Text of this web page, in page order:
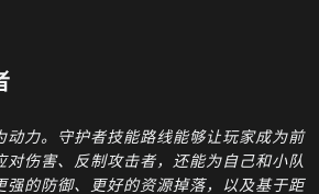
动力。守护者技能路线能够让玩家成为前
对伤害、反制攻击者，还能为自己和小队
强的防御、更好的资源掉落，以及基于距